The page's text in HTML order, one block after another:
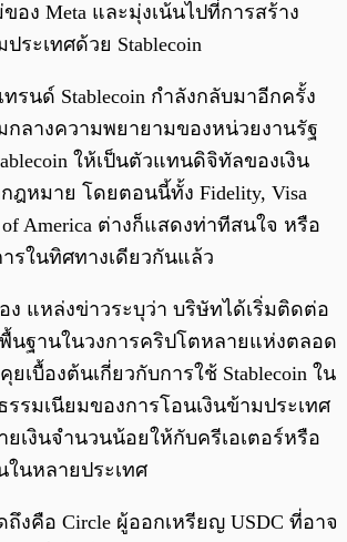
อง Meta และมุ่งเน้นไปที่การสร้าง
ระเทศด้วย Stablecoin
รนด์ Stablecoin กำลังกลับมาอีกครั้ง
กลางความพยายามของหน่วยงานรัฐ
ให้เป็นตัวแทนดิจิทัลของเงิน
ฎหมาย โดยตอนนี้ทั้ง Fidelity, Visa
America ต่างก็แสดงท่าทีสนใจ หรือ
รในทิศทางเดียวกันแล้ว
อง แหล่งข่าวระบุว่า บริษัทได้เริ่มติดต่อ
นฐานในวงการคริปโตหลายแห่งตลอด
ยเบื้องต้นเกี่ยวกับการใช้ Stablecoin ใน
รมเนียมของการโอนเงินข้ามประเทศ
ยเงินจำนวนน้อยให้กับครีเอเตอร์หรือ
นหลายประเทศ
งคือ Circle ผู้ออกเหรียญ USDC ที่อาจ